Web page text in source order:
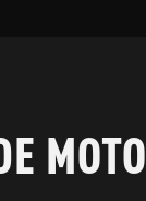
MOTO